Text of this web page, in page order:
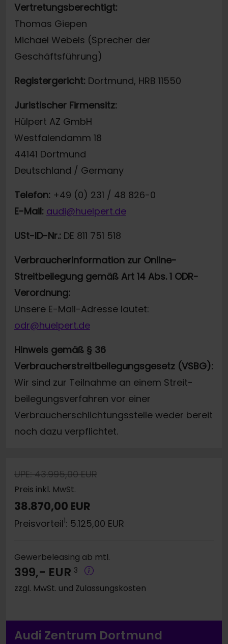
Vertretungsberechtigt:
Thomas Giepen
Michael Webels (Sprecher der
Geschäftsführung)
Registergericht: Dortmund, HRB 11550
Juristischer Firmensitz:
Hülpert AZ GmbH
Westfalendamm 18
44141 Dortmund
Deutschland / Germany
Telefon: +49 (0) 231 / 48 826-0
E-Mail: audi@huelpert.de
USt-ID-Nr.: DE 811 751 518
Verbraucherinformation zur Online-
Streitbeilegung gemäß Art 14 Abs. 1 ODR-
Verordnung:
Unsere E-Mail-Adresse lautet:
odr@huelpert.de
Hinweis gemäß § 36
Verbraucherstreitbeilegungsgesetz (VSBG):
Wir sind zur Teilnahme an einem Streit-
beilegungsverfahren vor einer
Verbraucherschlichtungsstelle weder bereit
noch dazu verpflichtet.
UPE: 43.995,00 EUR
Preis inkl. MwSt.
38.870,00 EUR
Preisvorteil1: 5.125,00 EUR
Gewerbeleasing ab mtl.
399,- EUR 3
zzgl. MwSt. und Zulassungskosten
Audi Zentrum Dortmund